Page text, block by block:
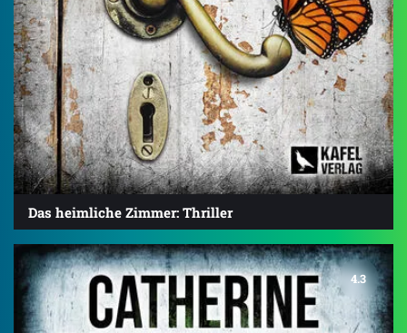
Das heimliche Zimmer: Thriller
4.3